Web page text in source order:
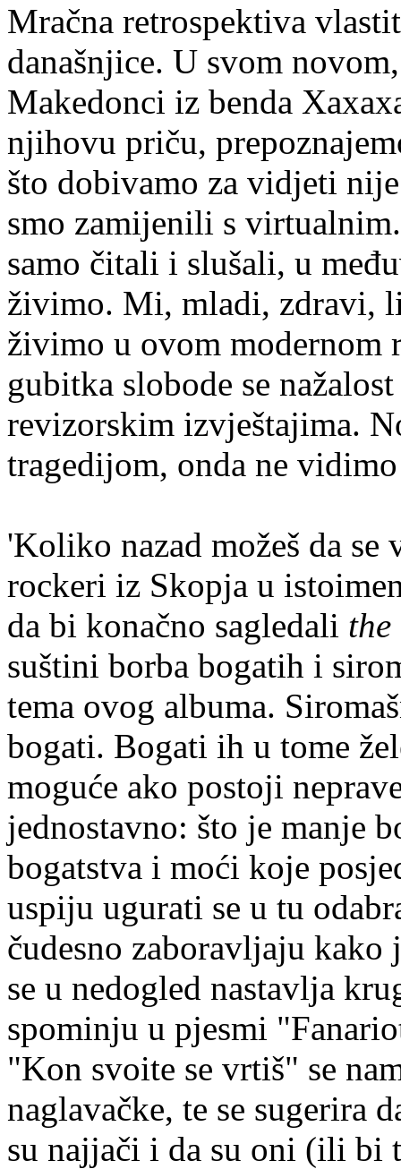
Mračna retrospektiva
današnjice. U svom
Makedonci iz benda
njihovu priču,
što dobivamo za vidjeti
smo zamijenili s
samo čitali i slušali, u
živimo. Mi, mladi, zdravi,
živimo u ovom modernom
gubitka slobode se
revizorskim izvještajima.
tragedijom, onda ne
'Koliko nazad možeš da
rockeri iz Skopja u
da bi konačno sagledali
suštini borba bogatih i
tema ovog albuma.
bogati. Bogati ih u tome
moguće ako postoji
jednostavno: što je manje
bogatstva i moći koje
uspiju ugurati se u tu
čudesno zaboravljaju
se u nedogled nastavlja
spominju u pjesmi
"Kon svoite se vrtiš" se
naglavačke, te se sugerira
su najjači i da su oni (ili bi